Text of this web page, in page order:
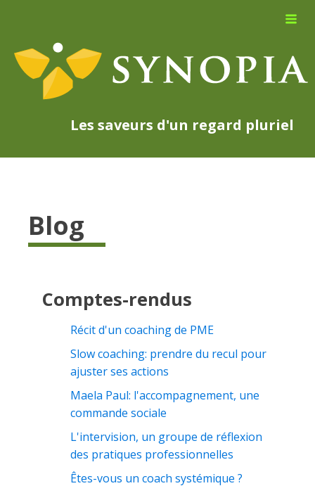
Les saveurs d'un regard pluriel
Blog
Comptes-rendus
Récit d'un coaching de PME
Slow coaching: prendre du recul pour
ajuster ses actions
Maela Paul: l'accompagnement, une
commande sociale
L'intervision, un groupe de réflexion
des pratiques professionnelles
Êtes-vous un coach systémique ?